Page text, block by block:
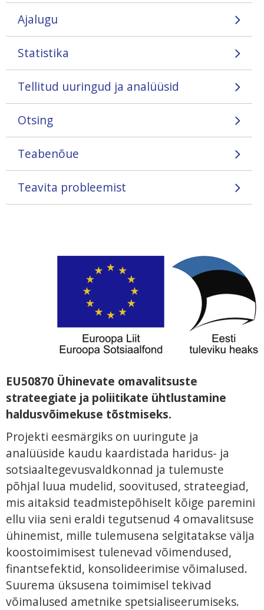
Ajalugu
Statistika
Tellitud uuringud ja analüüsid
Otsing
Teabenõue
Teavita probleemist
EU50870 Ühinevate omavalitsuste
strateegiate ja poliitikate ühtlustamine
haldusvõimekuse tõstmiseks.
Projekti eesmärgiks on uuringute ja
analüüside kaudu kaardistada haridus- ja
sotsiaaltegevusvaldkonnad ja tulemuste
põhjal luua mudelid, soovitused, strateegiad,
mis aitaksid teadmistepõhiselt kõige paremini
ellu viia seni eraldi tegutsenud 4 omavalitsuse
ühinemist, mille tulemusena selgitatakse välja
koostoimimisest tulenevad võimendused,
finantsefektid, konsolideerimise võimalused.
Suurema üksusena toimimisel tekivad
võimalused ametnike spetsialiseerumiseks.